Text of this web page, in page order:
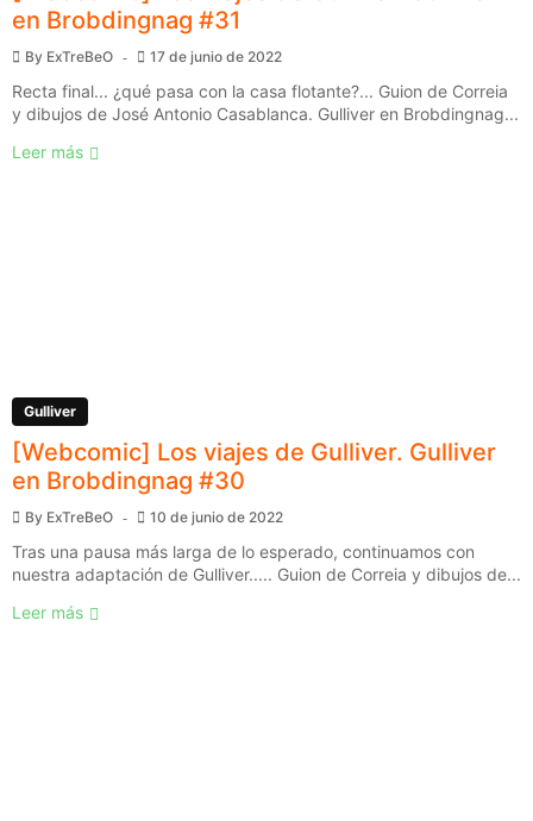
en Brobdingnag #31
By ExTreBeO 17 de junio de 2022
Recta final... ¿qué pasa con la casa flotante?... Guion de Correia
y dibujos de José Antonio Casablanca. Gulliver en Brobdingnag...
Leer más
Gulliver
[Webcomic] Los viajes de Gulliver. Gulliver
en Brobdingnag #30
By ExTreBeO 10 de junio de 2022
Tras una pausa más larga de lo esperado, continuamos con
nuestra adaptación de Gulliver..... Guion de Correia y dibujos de...
Leer más